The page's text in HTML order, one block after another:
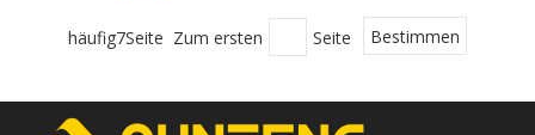
häufig7Seite Zum ersten Seite Bestimmen